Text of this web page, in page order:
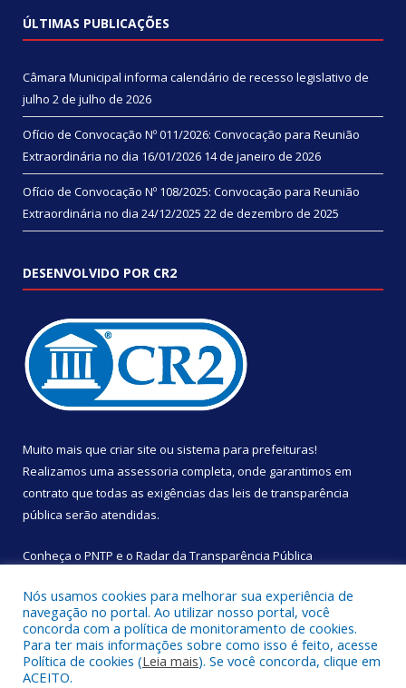
ÚLTIMAS PUBLICAÇÕES
Câmara Municipal informa calendário de recesso legislativo de
julho 2 de julho de 2026
Ofício de Convocação Nº 011/2026: Convocação para Reunião
Extraordinária no dia 16/01/2026 14 de janeiro de 2026
Ofício de Convocação Nº 108/2025: Convocação para Reunião
Extraordinária no dia 24/12/2025 22 de dezembro de 2025
DESENVOLVIDO POR CR2
Muito mais que criar site ou sistema para prefeituras!
Realizamos uma assessoria completa, onde garantimos em
contrato que todas as exigências das leis de transparência
pública serão atendidas.
Conheça o PNTP e o Radar da Transparência Pública
Todos os direitos reservados a Câmara Municipal de São
Sebastião da Boa Vista.
Nós usamos cookies para melhorar sua experiência de
navegação no portal. Ao utilizar nosso portal, você
concorda com a política de monitoramento de cookies.
Para ter mais informações sobre como isso é feito, acesse
Política de cookies (Leia mais). Se você concorda, clique em
ACEITO.